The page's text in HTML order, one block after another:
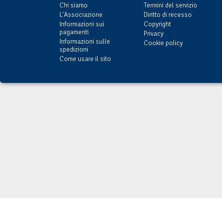
Chi siamo
L'Associazione
Informazioni sui
pagamenti
Informazioni sulle
spedizioni
Come usare il sito
Termini del servizio
Diritto di recesso
Copyright
Privacy
Cookie policy